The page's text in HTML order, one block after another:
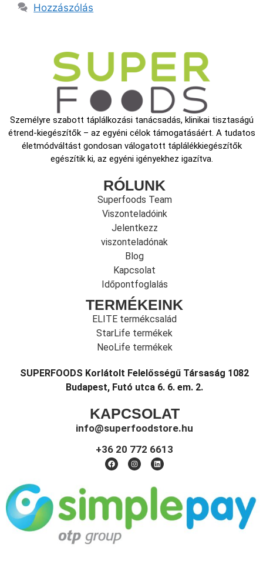
Hozzászólás
Személyre szabott táplálkozási tanácsadás, klinikai tisztaságú
étrend-kiegészítők – az egyéni célok támogatásáért. A tudatos
életmódváltást gondosan válogatott táplálékkiegészítők
egészítik ki, az egyéni igényekhez igazítva.
RÓLUNK
Superfoods Team
Viszonteladóink
Jelentkezz
viszonteladónak
Blog
Kapcsolat
Időpontfoglalás
TERMÉKEINK
ELITE termékcsalád
StarLife termékek
NeoLife termékek
SUPERFOODS Korlátolt Felelősségű Társaság 1082
Budapest, Futó utca 6. 6. em. 2.
KAPCSOLAT
info@superfoodstore.hu
+36 20 772 6613